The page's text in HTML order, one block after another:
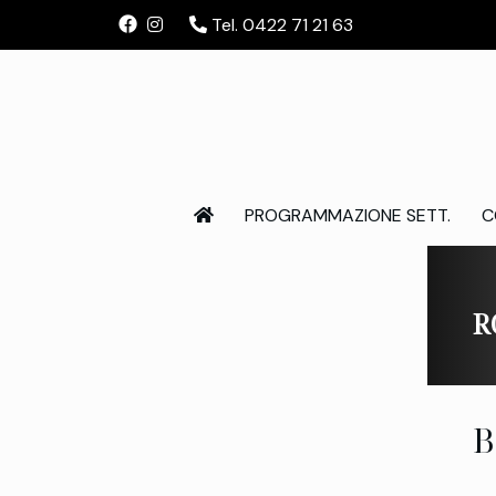
Tel. 0422 71 21 63
PROGRAMMAZIONE SETT.